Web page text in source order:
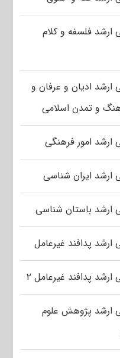
ارشد فلسفه و کلام
ارشد ادیان و عرفان و
و تمدن اسلامی
ارشد امور فرهنگی
ارشد ایران شناسی
ارشد باستان شناسی
ارشد پدافند غیرعامل
ارشد پدافند غیرعامل ۲
ارشد پژوهش علوم